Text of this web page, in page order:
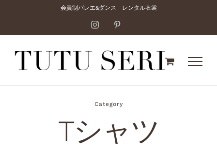
content
会員制バレエ&ダンス レンタル衣裳
Instagram
Category
Tシャツ